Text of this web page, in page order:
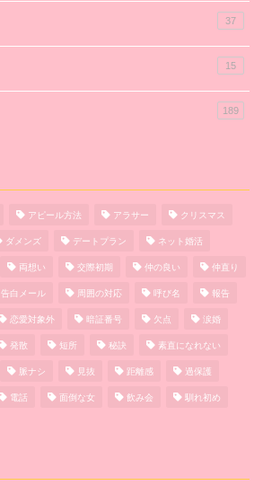
37
15
189
アピール方法 アラサー クリスマス
ダメンズ デートプラン ネット婚活
両想い 交際初期 仲の良い 仲直り
告白メール 周囲の対応 呼び名 報告
恋愛対象外 暗証番号 欠点 涙婚
発散 短所 秘訣 素直になれない
脈ナシ 見抜 距離感 過保護
電話 面倒な女 飲み会 馴れ初め